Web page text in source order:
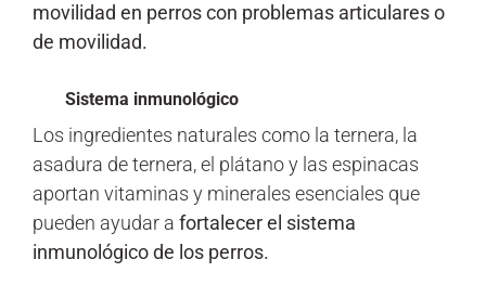
movilidad en perros con problemas articulares o
de movilidad.
Sistema inmunológico
Los ingredientes naturales como la ternera, la
asadura de ternera, el plátano y las espinacas
aportan vitaminas y minerales esenciales que
pueden ayudar a fortalecer el sistema
inmunológico de los perros.